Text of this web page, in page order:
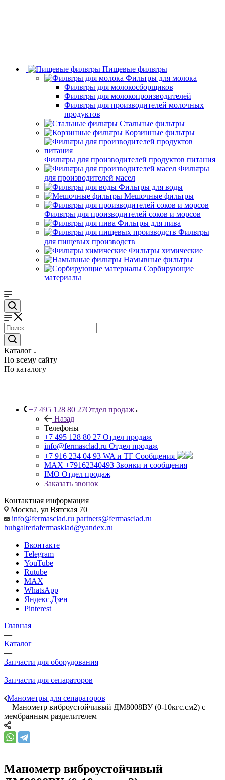
Пищевые фильтры
Фильтры для молока
Фильтры для молокосборщиков
Фильтры для молокопроизводителей
Фильтры для производителей молочных
продуктов
Стальные фильтры
Корзинные фильтры
Фильтры для производителей продуктов питания
Фильтры
для производителей масел
Фильтры для воды
Мешочные фильтры
Фильтры для производителей соков и морсов
Фильтры для пива
Фильтры
для пищевых производств
Фильтры химические
Намывные фильтры
Сорбирующие
материалы
Каталог
По всему сайту
По каталогу
+7 495 128 80 27Отдел продаж
Назад
Телефоны
+7 495 128 80 27 Отдел продаж
info@fermasclad.ru Отдел продаж
+7 916 234 04 93 WA и ТГ Сообщения
MAX +79162340493 Звонки и сообщения
IMO Отдел продаж
Заказать звонок
Контактная информация
Москва, ул Вятская 70
info@fermasclad.ru partners@fermasclad.ru
buhgalteriafermasklad@yandex.ru
Вконтакте
Telegram
YouTube
Rutube
MAX
WhatsApp
Яндекс.Дзен
Pinterest
Главная
—
Каталог
—
Запчасти для оборудования
—
Запчасти для сепараторов
—
Манометры для сепараторов
—Манометр виброустойчивый ДМ8008ВУ (0-10кгс.см2) с
мембранным разделителем
Манометр виброустойчивый